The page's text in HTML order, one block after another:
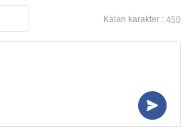
Kalan karakter : 450